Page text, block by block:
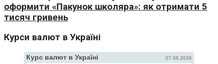
оформити «Пакунок школяра»: як отримати 5
тисяч гривень
Курси валют в Україні